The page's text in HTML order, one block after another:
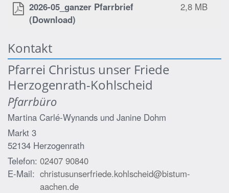
2026-05_ganzer Pfarrbrief
(Download)
2,8 MB
Kontakt
Pfarrei Christus unser Friede
Herzogenrath-Kohlscheid
Pfarrbüro
Martina Carlé-Wynands und Janine Dohm
Markt 3
52134 Herzogenrath
Telefon: 02407 90840
E-Mail: christusunserfriede.kohlscheid@bistum-
aachen.de